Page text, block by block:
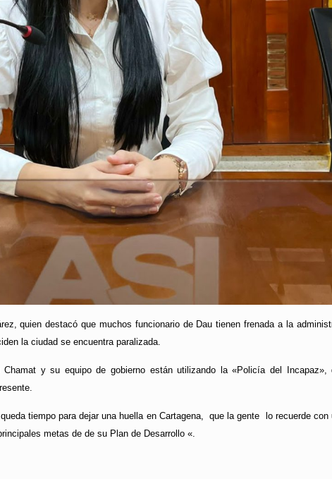
quien destacó que muchos funcionario de Dau tienen frenada a la
la ciudad se encuentra paralizada.
y su equipo de gobierno están utilizando la «Policía del Incapaz»,
tiempo para dejar una huella en Cartagena, que la gente lo recuerde
metas de de su Plan de Desarrollo «.